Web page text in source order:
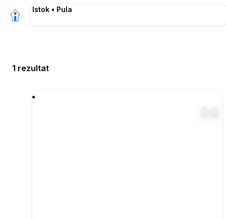
Istok • Pula
1 rezultat